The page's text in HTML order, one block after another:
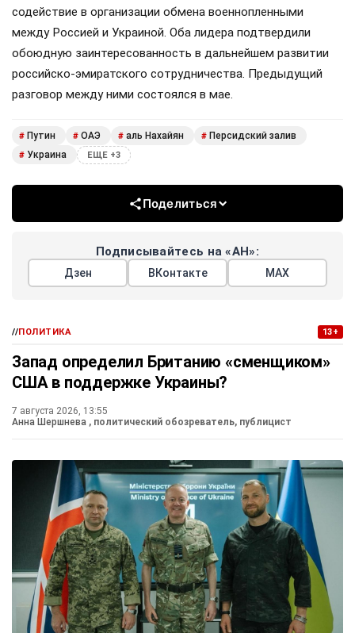
содействие в организации обмена военнопленными
между Россией и Украиной. Оба лидера подтвердили
обоюдную заинтересованность в дальнейшем развитии
российско-эмиратского сотрудничества. Предыдущий
разговор между ними состоялся в мае.
# Путин # ОАЭ # аль Нахайян # Персидский залив
# Украина ЕЩЕ +3
Поделиться
Подписывайтесь на «АН»:
Дзен ВКонтакте МАХ
//ПОЛИТИКА 13+
Запад определил Британию «сменщиком»
США в поддержке Украины?
7 августа 2026, 13:55
Анна Шершнева , политический обозреватель, публицист